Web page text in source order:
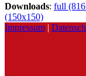
Downloads: full
(150x150)
Impressum |